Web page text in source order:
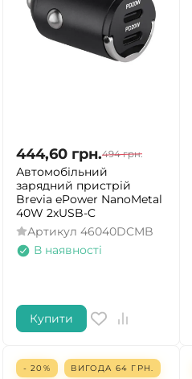
444,60 грн.494 грн.
Автомобільний
зарядний пристрій
Brevia ePower NanoMetal
40W 2xUSB-C
Артикул 46040DCMB
В наявності
Купити
- 20% ВИГОДА 64 ГРН.